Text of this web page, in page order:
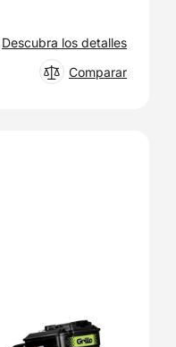
Descubra los detalles
Comparar